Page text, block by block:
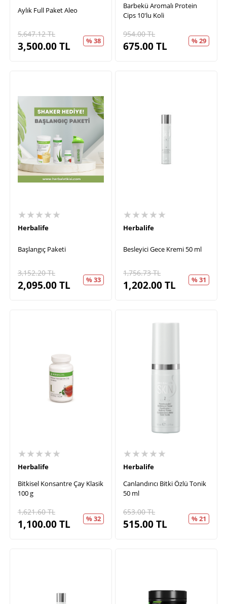
Aylık Full Paket Aleo
5,647.12TL
3,500.00TL % 38
Barbekü Aromalı Protein
Cips 10'lu Koli
954.00TL
675.00TL % 29
★★★★★
Herbalife
Başlangıç Paketi
3,152.20TL
2,095.00TL % 33
★★★★★
Herbalife
Besleyici Gece Kremi 50 ml
1,756.73TL
1,202.00TL % 31
★★★★★
Herbalife
Bitkisel Konsantre Çay Klasik
100 g
1,621.60TL
1,100.00TL % 32
★★★★★
Herbalife
Canlandırıcı Bitki Özlü Tonik
50 ml
653.00TL
515.00TL % 21